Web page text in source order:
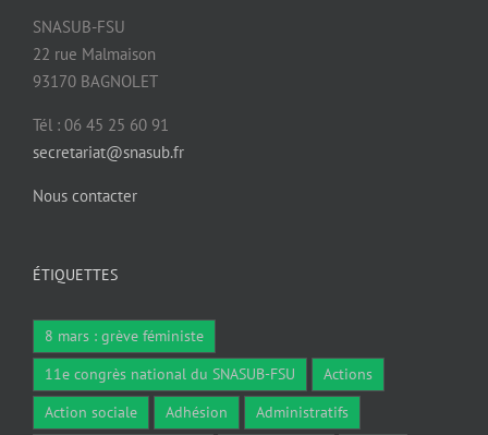
SNASUB-FSU
22 rue Malmaison
93170 BAGNOLET
Tél : 06 45 25 60 91
secretariat@snasub.fr
Nous contacter
ÉTIQUETTES
8 mars : grève féministe
11e congrès national du SNASUB-FSU
Actions
Action sociale
Adhésion
Administratifs